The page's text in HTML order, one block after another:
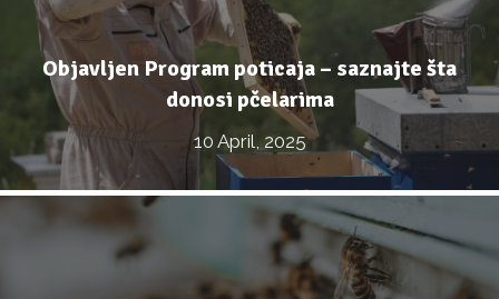
Objavljen Program poticaja – saznajte šta
donosi pčelarima
10 April, 2025